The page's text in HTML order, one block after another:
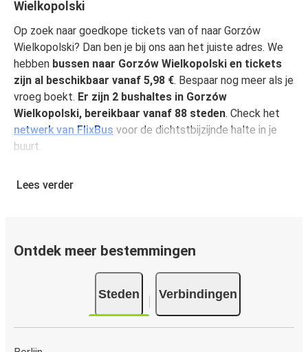
Wielkopolski
Op zoek naar goedkope tickets van of naar Gorzów
Wielkopolski? Dan ben je bij ons aan het juiste adres. We
hebben bussen naar Gorzów Wielkopolski en tickets
zijn al beschikbaar vanaf 5,98 €. Bespaar nog meer als je
vroeg boekt. Er zijn 2 bushaltes in Gorzów
Wielkopolski, bereikbaar vanaf 88 steden. Check het
netwerk van FlixBus voor de dichtstbijzijnde halte in je
buurt.
FlixBus
Reis comfortabel van of naar Gorzów Wielkopolski en
geniet van onze faciliteiten aan boord, zoals gratis Wi-Fi
en stopcontacten. Je kunt je favoriete stoel selecteren
tijdens het boeken en per ticket mag je één stuk
handbagage en één stuk ruimbagage meenemen.
Lees verder
Ontdek meer bestemmingen
Steden Verbindingen